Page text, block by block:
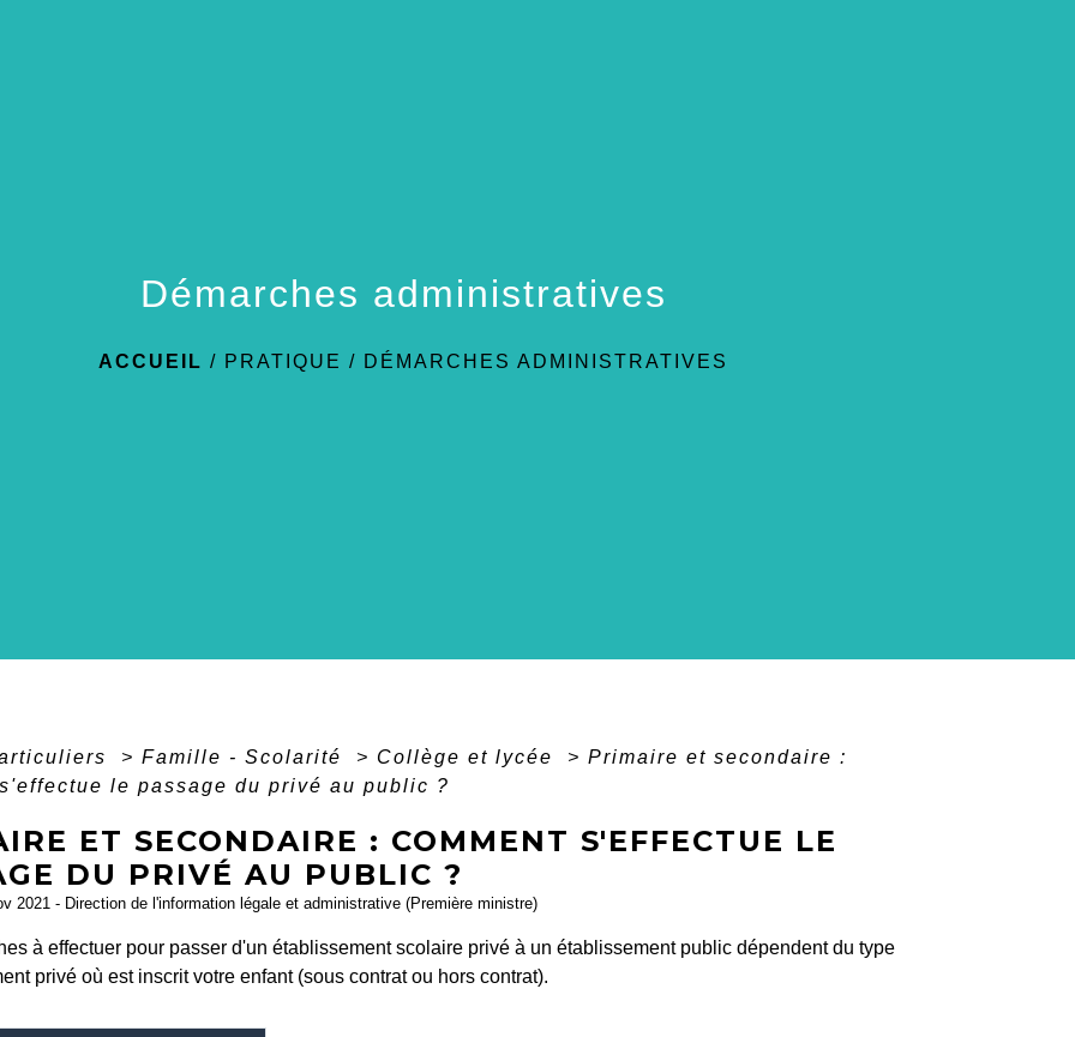
Démarches administratives
ACCUEIL / PRATIQUE / DÉMARCHES ADMINISTRATIVES
> Famille - Scolarité > Collège et lycée > Primaire et secondaire :
le passage du privé au public ?
ET SECONDAIRE : COMMENT S'EFFECTUE LE
DU PRIVÉ AU PUBLIC ?
2021 - Direction de l'information légale et administrative (Première ministre)
à effectuer pour passer d'un établissement scolaire privé à un établissement public dépendent du type
privé où est inscrit votre enfant (sous contrat ou hors contrat).